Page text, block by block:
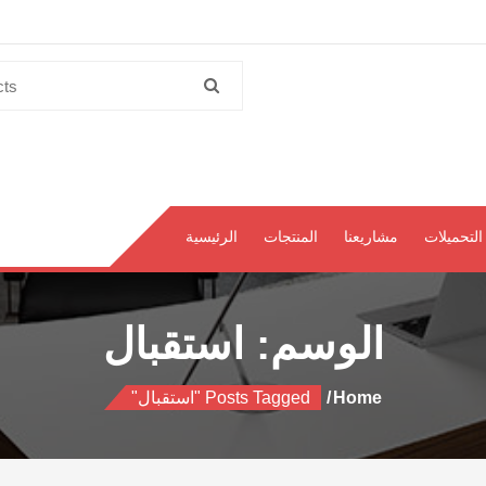
Search
الرئيسية المنتجات مشاريعنا التحميلات
الوسم: استقبال
Home Posts Tagged "استقبال"